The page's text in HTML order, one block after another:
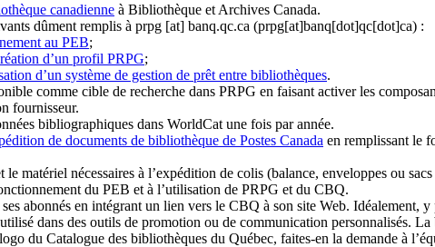
canadienne à Bibliothèque et Archives Canada.
dûment remplis à prpg [at] banq.qc.ca (prpg[at]banq[dot]qc[dot]ca) :
au PEB;
d’un profil PRPG;
d’un système de gestion de prêt entre bibliothèques.
comme cible de recherche dans PRPG en faisant activer les
fournisseur.
bibliographiques dans WorldCat une fois par année.
de documents de bibliothèque de Postes Canada en remplissant le
le matériel nécessaires à l’expédition de colis (balance, enveloppes ou
du PEB et à l’utilisation de PRPG et du CBQ.
abonnés en intégrant un lien vers le CBQ à son site Web.
dans des outils de promotion ou de communication personnalisés.
du Catalogue des bibliothèques du Québec, faites-en la demande à